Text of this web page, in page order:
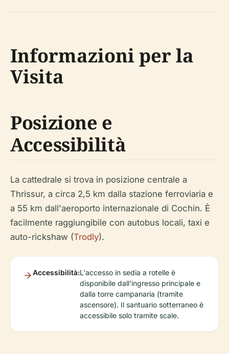
Informazioni per la
Visita
Posizione e
Accessibilità
La cattedrale si trova in posizione centrale a
Thrissur, a circa 2,5 km dalla stazione ferroviaria e
a 55 km dall'aeroporto internazionale di Cochin. È
facilmente raggiungibile con autobus locali, taxi e
auto-rickshaw (Trodly).
Accessibilità:L'accesso in sedia a rotelle è
disponibile dall'ingresso principale e
dalla torre campanaria (tramite
ascensore). Il santuario sotterraneo è
accessibile solo tramite scale.